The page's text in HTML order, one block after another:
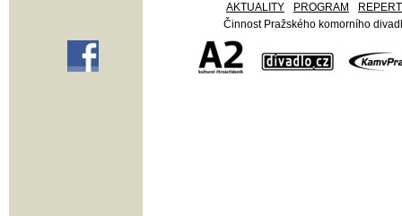
AKTUALITY
PROGRAM
Činnost Pražského komorního